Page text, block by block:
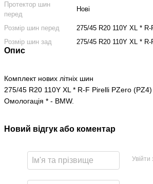
Протектор шин
перед
Нові
Розмір шин перед
275/45 R20 110Y XL * R-
Розмір шин зад
275/45 R20 110Y XL * R-
Опис
Комплект нових літніх шин
275/45 R20 110Y XL * R-F Pirelli PZero (PZ4)
Омологація * - BMW.
Новий відгук або коментар